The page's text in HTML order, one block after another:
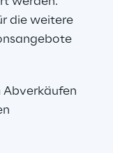
die weitere
Abverkäufen